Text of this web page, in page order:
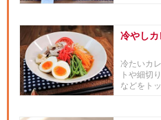
冷やし
冷たいカ
トや細切
などをト